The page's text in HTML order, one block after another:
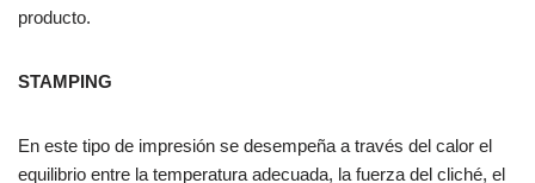
producto.
STAMPING
En este tipo de impresión se desempeña a través del calor el
equilibrio entre la temperatura adecuada, la fuerza del cliché, el